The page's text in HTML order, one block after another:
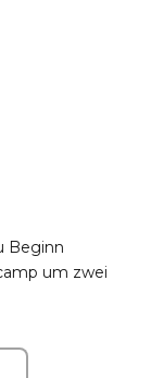
Beginn
um zwei